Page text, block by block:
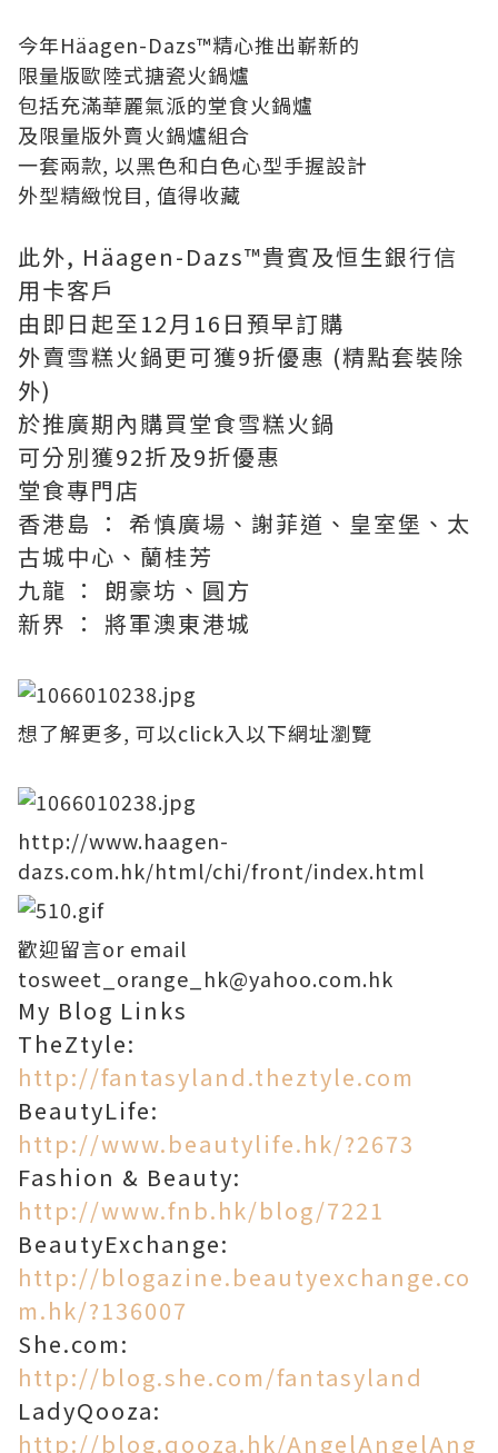
今年Häagen-Dazs™精心推出嶄新的
限量版歐陸式搪瓷火鍋爐
包括充滿華麗氣派的堂食火鍋爐
及限量版外賣火鍋爐組合
一套兩款, 以黑色和白色心型手握設計
外型精緻悅目, 值得收藏
此外, Häagen-Dazs™貴賓及恒生銀行信
用卡客戶
由即日起至12月16日預早訂購
外賣雪糕火鍋更可獲9折優惠 (精點套裝除
外)
於推廣期內購買堂食雪糕火鍋
可分別獲92折及9折優惠
堂食專門店
香港島 ： 希慎廣場、謝菲道、皇室堡、太
古城中心、蘭桂芳
九龍 ： 朗豪坊、圓方
新界 ： 將軍澳東港城
想了解更多, 可以click入以下網址瀏覽
http://www.haagen-
dazs.com.hk/html/chi/front/index.html
歡迎留言or email
tosweet_orange_hk@yahoo.com.hk
My Blog Links
TheZtyle:
http://fantasyland.theztyle.com
BeautyLife:
http://www.beautylife.hk/?2673
Fashion & Beauty:
http://www.fnb.hk/blog/7221
BeautyExchange:
http://blogazine.beautyexchange.co
m.hk/?136007
She.com:
http://blog.she.com/fantasyland
LadyQooza:
http://blog.qooza.hk/AngelAngelAng